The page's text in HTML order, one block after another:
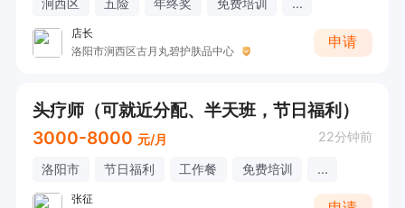
涧西区 五险 年终奖 免费培训 ...
店长
洛阳市涧西区古月丸碧护肤品中心
申请
头疗师（可就近分配、半天班，节日福利）
3000-8000 元/月 22分钟前
洛阳市 节日福利 工作餐 免费培训 ...
张征